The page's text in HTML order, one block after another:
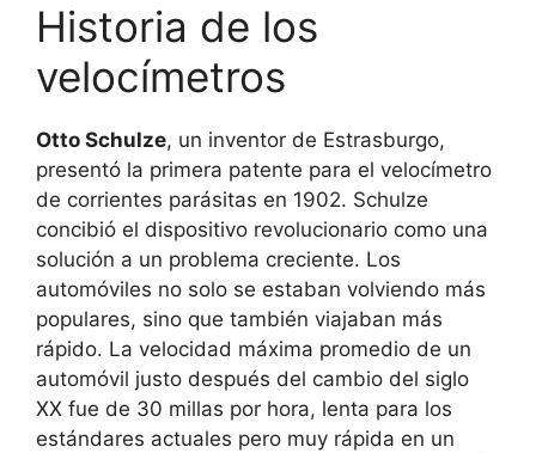
Historia de los
velocímetros
Otto Schulze, un inventor de Estrasburgo,
presentó la primera patente para el velocímetro
de corrientes parásitas en 1902. Schulze
concibió el dispositivo revolucionario como una
solución a un problema creciente. Los
automóviles no solo se estaban volviendo más
populares, sino que también viajaban más
rápido. La velocidad máxima promedio de un
automóvil justo después del cambio del siglo
XX fue de 30 millas por hora, lenta para los
estándares actuales pero muy rápida en un